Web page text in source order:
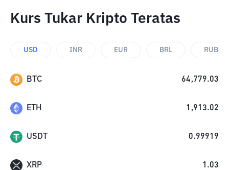
Kurs Tukar Kripto Teratas
USD INR EUR BRL RUB
BTC 64,779.03
ETH 1,913.02
USDT 0.99919
XRP 1.03